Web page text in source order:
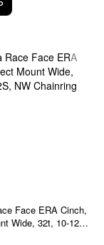
Face ERA Cinch,
Wide, 32t, 10-12S,